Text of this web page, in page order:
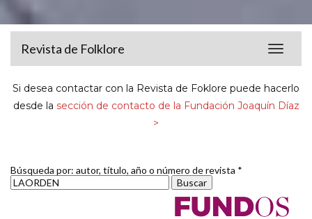
Toggle
Revista de Folklore
Si desea contactar con la Revista de Foklore puede hacerlo
desde la sección de contacto de la Fundación Joaquín Díaz
>
Búsqueda por: autor, título, año o número de revista *